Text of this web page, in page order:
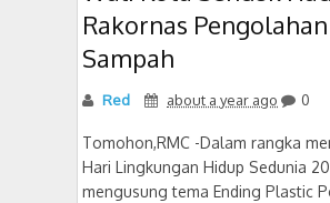
Rakornas Pengolahan
Sampah
Red about a year ago 0
Tomohon,RMC -Dalam rangka
Hari Lingkungan Hidup Sedunia
mengusung tema Ending Plastic